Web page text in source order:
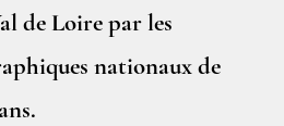
de Loire par les
nationaux de